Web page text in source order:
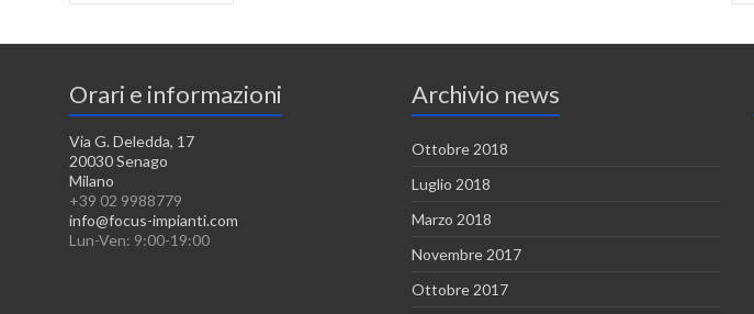
Orari e informazioni
Via G. Deledda, 17
20030 Senago
Milano
+39 02 9988779
info@focus-impianti.com
Lun-Ven: 9:00-19:00
Archivio news
Ottobre 2018
Luglio 2018
Marzo 2018
Novembre 2017
Ottobre 2017